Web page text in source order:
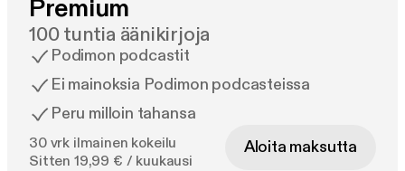
Premium
100 tuntia äänikirjoja
Podimon podcastit
Ei mainoksia Podimon podcasteissa
Peru milloin tahansa
30 vrk ilmainen kokeilu
Sitten 19,99 € / kuukausi
Aloita maksutta